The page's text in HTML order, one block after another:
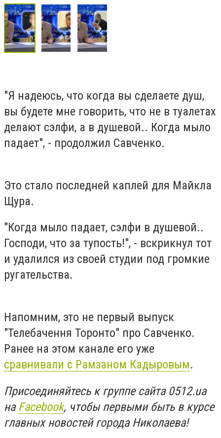
"Я надеюсь, что когда вы сделаете душ,
вы будете мне говорить, что не в туалетах
делают сэлфи, а в душевой.. Когда мыло
падает", - продолжил Савченко.
Это стало последней каплей для Майкла
Щура.
"Когда мыло падает, сэлфи в душевой..
Господи, что за тупость!", - вскрикнул тот
и удалился из своей студии под громкие
ругательства.
Напомним, это не первый выпуск
"Телебачення Торонто" про Савченко.
Ранее на этом канале его уже
сравнивали с Рамзаном Кадыровым.
Присоединяйтесь к группе сайта 0512.ua
на Facebook, чтобы первыми быть в курсе
главных новостей города Николаева!